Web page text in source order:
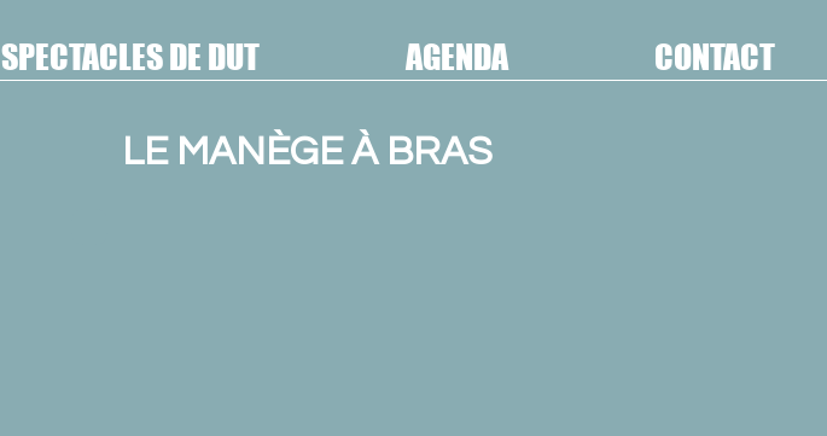
SPECTACLES DE DUT AGENDA CONTACT
LE MANÈGE À BRAS